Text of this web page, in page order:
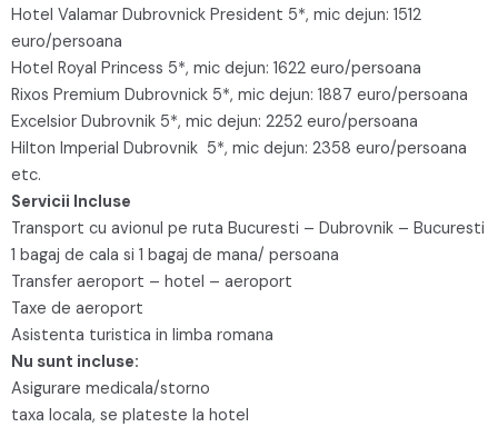
Hotel Valamar Dubrovnick President 5*, mic dejun: 1512
euro/persoana
Hotel Royal Princess 5*, mic dejun: 1622 euro/persoana
Rixos Premium Dubrovnick 5*, mic dejun: 1887 euro/persoana
Excelsior Dubrovnik 5*, mic dejun: 2252 euro/persoana
Hilton Imperial Dubrovnik 5*, mic dejun: 2358 euro/persoana
etc.
Servicii Incluse
Transport cu avionul pe ruta Bucuresti – Dubrovnik – Bucuresti
1 bagaj de cala si 1 bagaj de mana/ persoana
Transfer aeroport – hotel – aeroport
Taxe de aeroport
Asistenta turistica in limba romana
Nu sunt incluse:
Asigurare medicala/storno
taxa locala, se plateste la hotel